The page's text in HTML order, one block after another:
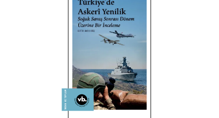
GİZLİLİK POLİTİKASI
BİZE ULAŞIN
YAZAR BAŞVURUSU